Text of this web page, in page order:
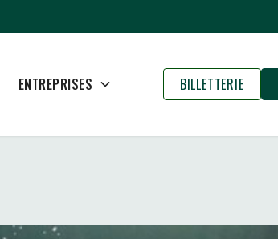
ENTREPRISES BILLETTERIE